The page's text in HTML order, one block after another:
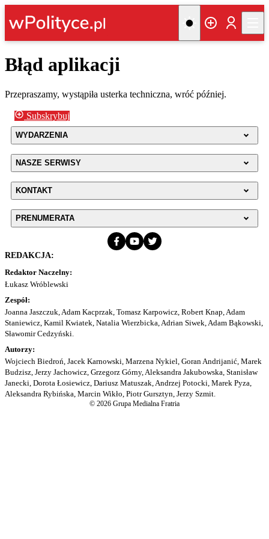
Błąd aplikacji
Przepraszamy, wystąpiła usterka techniczna, wróć później.
Subskrybuj
WYDARZENIA
NASZE SERWISY
KONTAKT
PRENUMERATA
REDAKCJA:
Redaktor Naczelny:
Łukasz Wróblewski
Zespół:
Joanna Jaszczuk, Adam Kacprzak, Tomasz Karpowicz, Robert Knap, Adam
Staniewicz, Kamil Kwiatek, Natalia Wierzbicka, Adrian Siwek, Adam Bąkowski,
Sławomir Cedzyński.
Autorzy:
Wojciech Biedroń, Jacek Karnowski, Marzena Nykiel, Goran Andrijanić, Marek
Budzisz, Jerzy Jachowicz, Grzegorz Górny, Aleksandra Jakubowska, Stanisław
Janecki, Dorota Łosiewicz, Dariusz Matuszak, Andrzej Potocki, Marek Pyza,
Aleksandra Rybińska, Marcin Wikło, Piotr Gursztyn, Jerzy Szmit.
© 2026 Grupa Medialna Fratria